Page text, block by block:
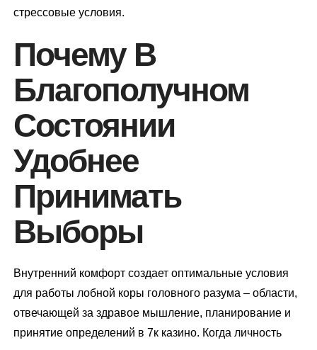
стрессовые условия.
Почему В
Благополучном
Состоянии
Удобнее
Принимать
Выборы
Внутренний комфорт создает оптимальные условия
для работы лобной коры головного разума – области,
отвечающей за здравое мышление, планирование и
принятие определений в 7к казино. Когда личность